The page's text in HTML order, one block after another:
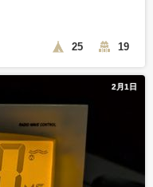
25 19
2月1日